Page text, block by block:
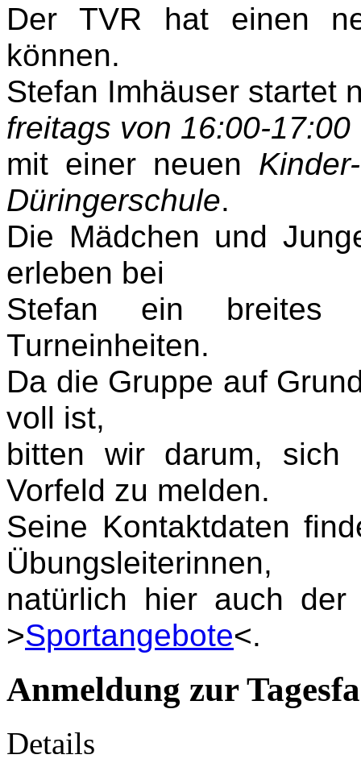
Der TVR hat einen
können.
Stefan Imhäuser startet
freitags von 16:00-17:00
mit einer neuen
Düringerschule.
Die Mädchen und
erleben bei
Stefan ein breites
Turneinheiten.
Da die Gruppe auf
voll ist,
bitten wir darum, sich
Vorfeld zu melden.
Seine Kontaktdaten
Übungsleiterinnen,
natürlich hier auch
>Sportangebote<.
Anmeldung zur
Details